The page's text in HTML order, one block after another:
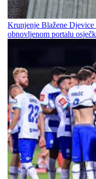
Krunjenje Blažene
obnovljenom portalu